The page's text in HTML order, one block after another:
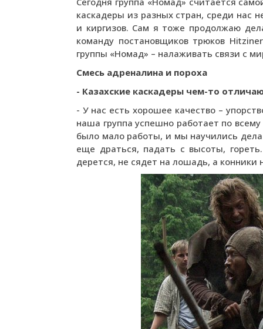
каскадеры из разных стран, среди нас
и киргизов. Сам я тоже продолжаю
команду постановщиков трюков
группы «Номад» – налаживать связи с
Смесь адреналина и пороха
- Казахские каскадеры чем-то
- У нас есть хорошее качество –
наша группа успешно работает по
было мало работы, и мы научились
еще драться, падать с высоты,
дерется, не сядет на лошадь, а